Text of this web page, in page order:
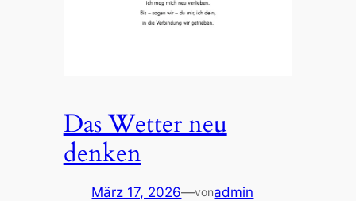
Das Wetter neu
denken
März 17, 2026—vonadmin